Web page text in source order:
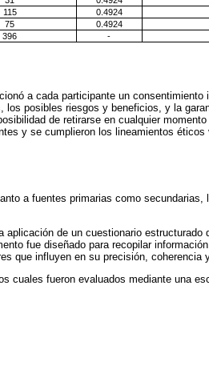
115 0.4924
75 0.4924
396 -
a cada participante un consentimiento
los posibles riesgos y beneficios, y la
de retirarse en cualquier
y se cumplieron los lineamientos
a fuentes primarias como secundarias,
aplicación de un cuestionario
fue diseñado para recopilar
que influyen en su precisión, coherencia
cuales fueron evaluados mediante una